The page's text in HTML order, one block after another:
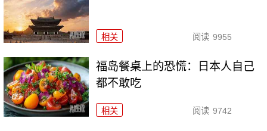
相关 阅读 9955
福岛餐桌上的恐慌：日本人自己
都不敢吃
相关 阅读 9742